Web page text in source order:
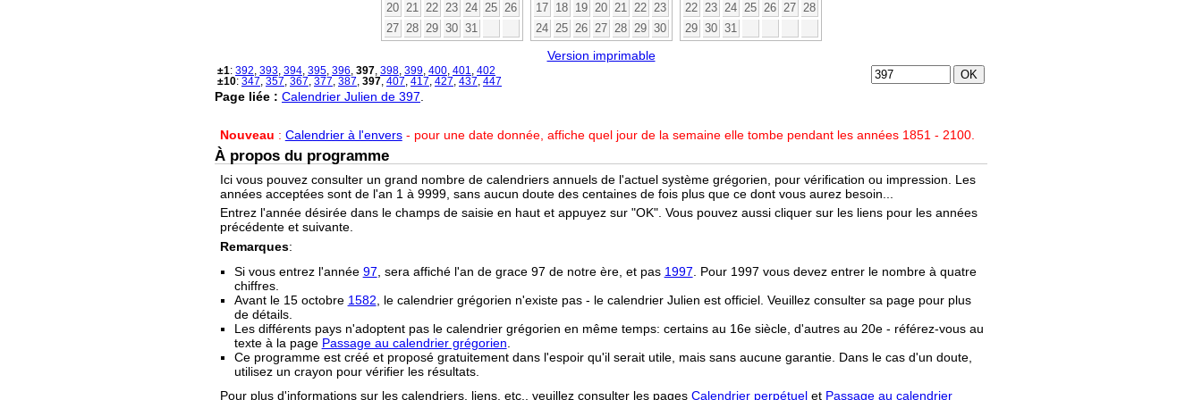
20
21 22 23 24 25
26
27
28 29 30 31
17
18 19 20 21 22
23
24
25 26 27 28 29 30
22
23 24 25 26 27
28
29 30 31
Version imprimable
±1: 392 393 394 395 396 397 398 399 400 401
402
±10: 347 357 367 377 387 397 407 417 427 437 447
Page liée : Calendrier Julien de 397
Nouveau : Calendrier à l'envers- pour une date donnée, affiche quel jour de la semaine elle tombe pendant les années 1851 - 2100.
À propos du programme
Ici vous pouvez consulter un grand nombre de calendriers annuels de l'actuel système grégorien, pour vérification ou impression. Les
années acceptées sont de l'an 1 à 9999, sans aucun doute des centaines de fois plus que ce dont vous aurez besoin...
Entrez l'année désirée dans le champs de saisie en haut et appuyez sur "OK". Vous pouvez aussi cliquer sur les liens pour les années
précédente et suivante.
Remarques:
Si vous entrez l'année 97 , sera affiché l'an de grace 97 de notre ère, et pas 1997 . Pour 1997 vous devez entrer le nombre à quatre
chiffres.
Avant le 15 octobre 1582 , le calendrier grégorien n'existe pas - le calendrier Julien est officiel. Veuillez consulter sa page pour plus
de détails.
Les différents pays n'adoptent pas le calendrier grégorien en même temps: certains au 16e siècle, d'autres au 20e - référez-vous au
texte à la page Passage au calendrier grégorien
Ce programme est créé et proposé gratuitement dans l'espoir qu'il serait utile, mais sans aucune garantie. Dans le cas d'un doute,
utilisez un crayon pour vérifier les résultats.
Pour plus d'informations sur les calendriers, liens, etc., veuillez consulter les pages Calendrier perpétuelet Passage au calendrier